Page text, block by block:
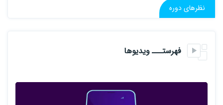
دوستانی که تجربه کار با سمت سرور ندارند ، کمتر دچار
دوره در دو فصل پیاده سازی می شود در فصل اول اطلاعاتی که در
دیتابیس MYSQL ذخیره کرده ایم را نشان می دهیم
و در فصل دوم نیز یک اکانت برای کاربر می سازیم.
نظرهای دوره
فهرستـــ ویدیوها